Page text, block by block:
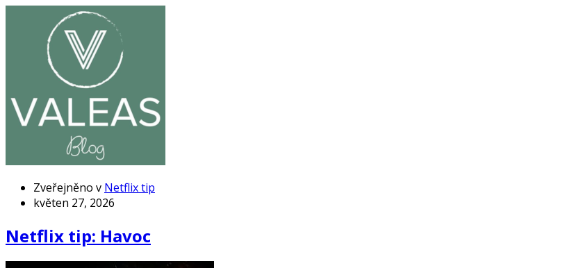
Zveřejněno v Netflix tip
květen 27, 2026
Netflix tip: Havoc